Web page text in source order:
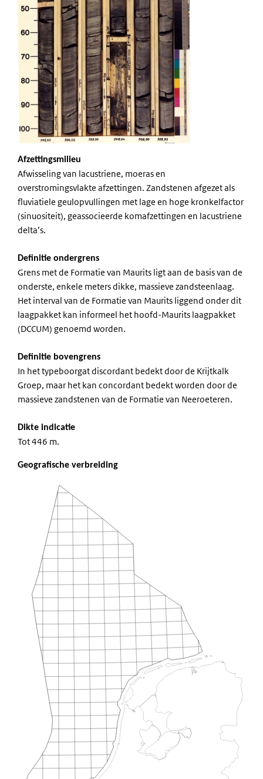
Afzettingsmilieu
Afwisseling van lacustriene, moeras en
overstromingsvlakte afzettingen. Zandstenen afgezet als
fluviatiele geulopvullingen met lage en hoge kronkelfactor
(sinuositeit), geassocieerde komafzettingen en lacustriene
delta’s.
Definitie ondergrens
Grens met de Formatie van Maurits ligt aan de basis van de
onderste, enkele meters dikke, massieve zandsteenlaag.
Het interval van de Formatie van Maurits liggend onder dit
laagpakket kan informeel het hoofd-Maurits laagpakket
(DCCUM) genoemd worden.
Definitie bovengrens
In het typeboorgat discordant bedekt door de Krijtkalk
Groep, maar het kan concordant bedekt worden door de
massieve zandstenen van de Formatie van Neeroeteren.
Dikte indicatie
Tot 446 m.
Geografische verbreiding